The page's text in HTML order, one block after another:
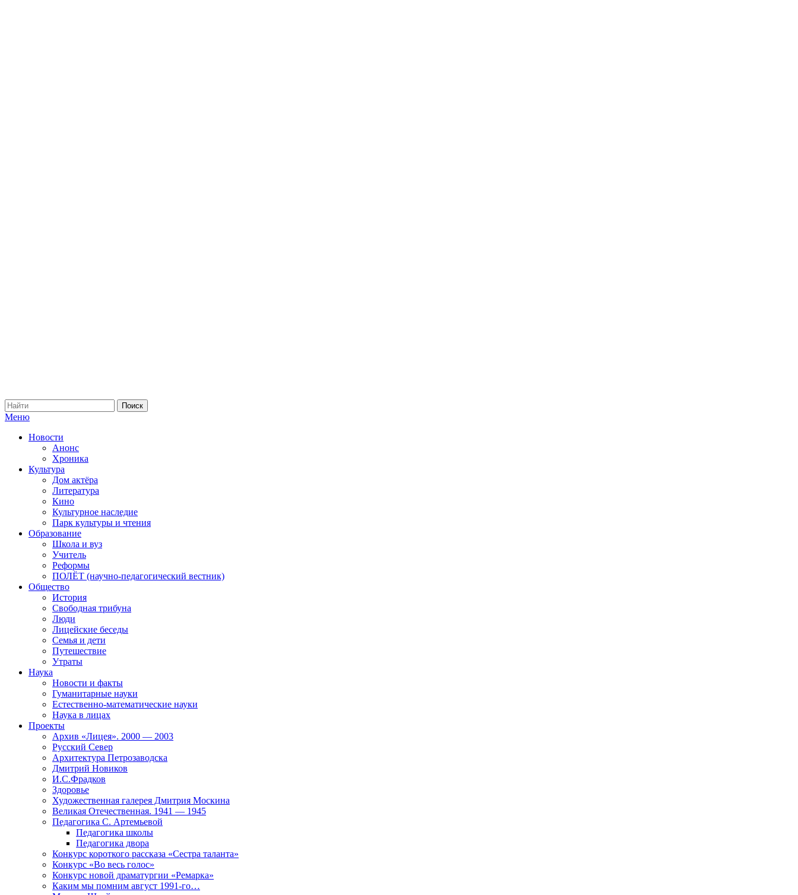
Меню
Новости
Анонс
Хроника
Культура
Дом актёра
Литература
Кино
Культурное наследие
Парк культуры и чтения
Образование
Школа и вуз
Учитель
Реформы
ПОЛЁТ (научно-педагогический вестник)
Общество
История
Свободная трибуна
Люди
Лицейские беседы
Семья и дети
Путешествие
Утраты
Наука
Новости и факты
Гуманитарные науки
Естественно-математические науки
Наука в лицах
Проекты
Архив «Лицея». 2000 — 2003
Русский Север
Архитектура Петрозаводска
Дмитрий Новиков
И.С.Фрадков
Здоровье
Художественная галерея Дмитрия Москина
Великая Отечественная. 1941 — 1945
Педагогика С. Артемьевой
Педагогика школы
Педагогика двора
Конкурс короткого рассказа «Сестра таланта»
Конкурс «Во весь голос»
Конкурс новой драматургии «Ремарка»
Каким мы помним август 1991-го…